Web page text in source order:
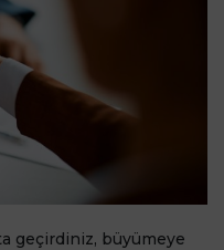
geçirdiniz, büyümeye